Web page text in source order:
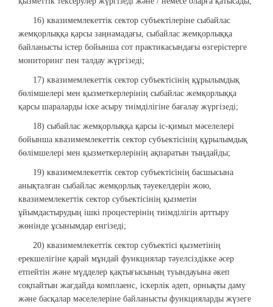
16) квазимемлекеттік сектор субъектілеріне сыбайлас
жемқорлыққа қарсы заңнамадағы, сыбайлас жемқорлыққа
байланысты істер бойынша сот практикасындағы өзгерістерге
мониторинг пен талдау жүргізеді;
17) квазимемлекеттік сектор субъектісінің құрылымдық
бөлімшелері мен қызметкерлерінің сыбайлас жемқорлыққа
қарсы шараларды іске асыру тиімділігіне бағалау жүргізеді;
18) сыбайлас жемқорлыққа қарсы іс-қимыл мәселелері
бойынша квазимемлекеттік сектор субъектісінің құрылымдық
бөлімшелері мен қызметкерлерінің ақпаратын тыңдайды;
19) квазимемлекеттік сектор субъектісінің басшысына
анықталған сыбайлас жемқорлық тәуекелдерін жою,
квазимемлекеттік сектор субъектісінің қызметін
ұйымдастырудың ішкі процестерінің тиімділігін арттыру
жөнінде ұсынымдар енгізеді;
20) квазимемлекеттік сектор субъектісі қызметінің
ерекшелігіне қарай мұндай функциялар тәуелсіздікке әсер
етпейтін және мүдделер қақтығысының туындауына әкеп
соқпайтын жағдайда комплаенс, іскерлік әдеп, орнықты даму
және басқалар мәселелеріне байланысты функцияларды жүзеге